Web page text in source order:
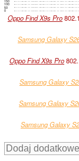
0
50
100
150
Oppo Find X9s Pro
Samsung Galaxy
Oppo Find X9s Pro
Samsung Galaxy
Samsung Galaxy
Samsung Galaxy